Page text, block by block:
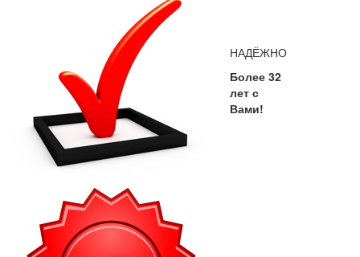
НАДЁЖНО
Более 32
лет с
Вами!